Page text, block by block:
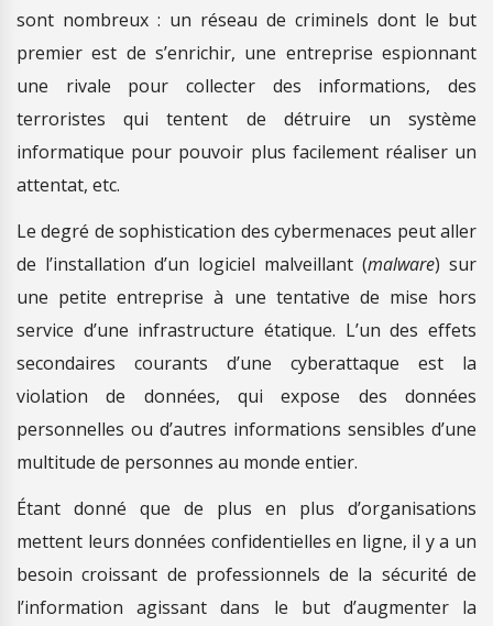
sont nombreux : un réseau de criminels dont le but
premier est de s’enrichir, une entreprise espionnant
une rivale pour collecter des informations, des
terroristes qui tentent de détruire un système
informatique pour pouvoir plus facilement réaliser un
attentat, etc.
Le degré de sophistication des cybermenaces peut aller
de l’installation d’un logiciel malveillant (malware) sur
une petite entreprise à une tentative de mise hors
service d’une infrastructure étatique. L’un des effets
secondaires courants d’une cyberattaque est la
violation de données, qui expose des données
personnelles ou d’autres informations sensibles d’une
multitude de personnes au monde entier.
Étant donné que de plus en plus d’organisations
mettent leurs données confidentielles en ligne, il y a un
besoin croissant de professionnels de la sécurité de
l’information agissant dans le but d’augmenter la